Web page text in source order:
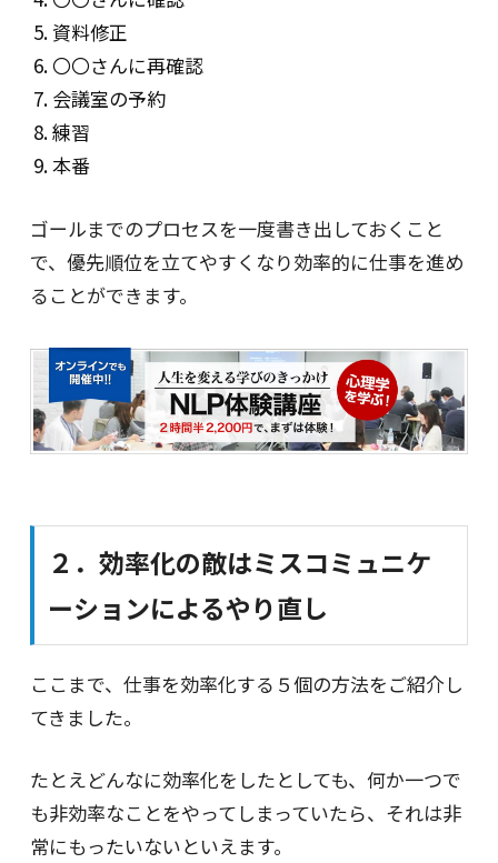
資料修正
〇〇さんに再確認
会議室の予約
練習
本番
ゴールまでのプロセスを一度書き出しておくこと
で、優先順位を立てやすくなり効率的に仕事を進め
ることができます。
２．効率化の敵はミスコミュニケ
ーションによるやり直し
ここまで、仕事を効率化する５個の方法をご紹介し
てきました。
たとえどんなに効率化をしたとしても、何か一つで
も非効率なことをやってしまっていたら、それは非
常にもったいないといえます。